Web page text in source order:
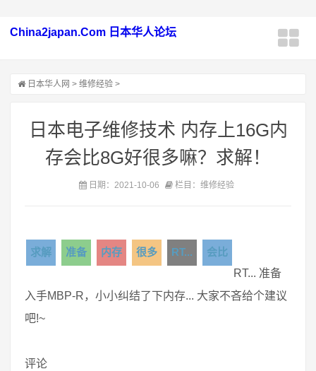
China2japan.Com 日本华人论坛
日本华人网 > 维修经验 >
日本电子维修技术 内存上16G内
存会比8G好很多嘛？求解！
日期：2021-10-06 栏目：维修经验
求解 准备 内存 很多 RT...
会比
RT... 准备
入手MBP-R，小小纠结了下内存... 大家不吝给个建议
吧!~
评论